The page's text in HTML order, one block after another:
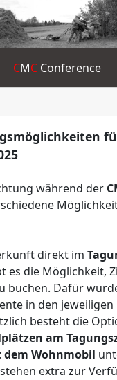
CMC Conference
während der
direkt im
es die Möglichkeit,
buchen. Dafür
in den jeweiligen
besteht die
am
Wohnmobil
extra zur